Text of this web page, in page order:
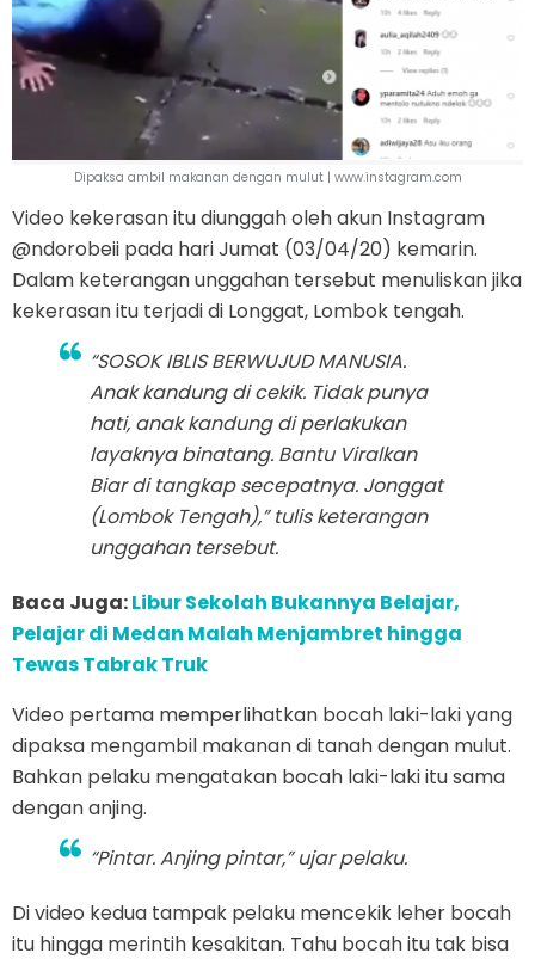
Dipaksa ambil makanan dengan mulut | www.instagram.com
Video kekerasan itu diunggah oleh akun Instagram
@ndorobeii pada hari Jumat (03/04/20) kemarin.
Dalam keterangan unggahan tersebut menuliskan jika
kekerasan itu terjadi di Longgat, Lombok tengah.
“SOSOK IBLIS BERWUJUD MANUSIA.
Anak kandung di cekik. Tidak punya
hati, anak kandung di perlakukan
layaknya binatang. Bantu Viralkan
Biar di tangkap secepatnya. Jonggat
(Lombok Tengah),” tulis keterangan
unggahan tersebut.
Baca Juga:Libur Sekolah Bukannya Belajar,
Pelajar di Medan Malah Menjambret hingga
Tewas Tabrak Truk
Video pertama memperlihatkan bocah laki-laki yang
dipaksa mengambil makanan di tanah dengan mulut.
Bahkan pelaku mengatakan bocah laki-laki itu sama
dengan anjing.
“Pintar. Anjing pintar,” ujar pelaku.
Di video kedua tampak pelaku mencekik leher bocah
itu hingga merintih kesakitan. Tahu bocah itu tak bisa